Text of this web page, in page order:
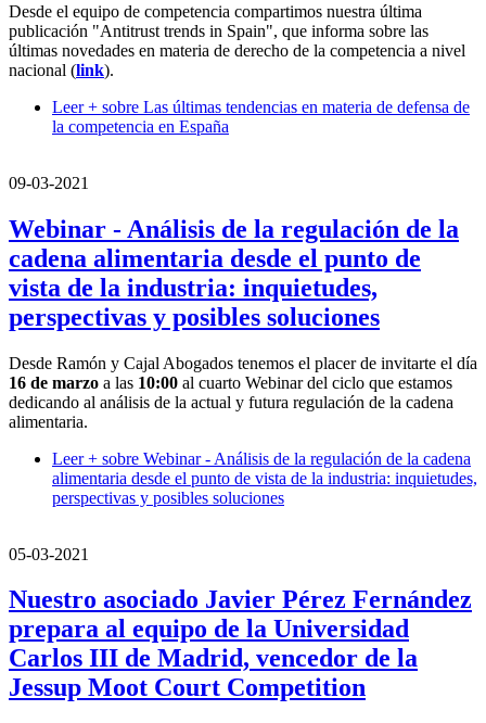
Desde el equipo de competencia compartimos nuestra última
publicación "Antitrust trends in Spain", que informa sobre las
últimas novedades en materia de derecho de la competencia a nivel
nacional (link).
Leer + sobre Las últimas tendencias en materia de defensa de
la competencia en España
09-03-2021
Webinar - Análisis de la regulación de la
cadena alimentaria desde el punto de
vista de la industria: inquietudes,
perspectivas y posibles soluciones
Desde Ramón y Cajal Abogados tenemos el placer de invitarte el día
16 de marzo a las 10:00 al cuarto Webinar del ciclo que estamos
dedicando al análisis de la actual y futura regulación de la cadena
alimentaria.
Leer + sobre Webinar - Análisis de la regulación de la cadena
alimentaria desde el punto de vista de la industria: inquietudes,
perspectivas y posibles soluciones
05-03-2021
Nuestro asociado Javier Pérez Fernández
prepara al equipo de la Universidad
Carlos III de Madrid, vencedor de la
Jessup Moot Court Competition